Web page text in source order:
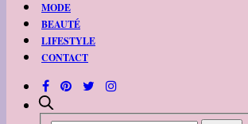
MODE
BEAUTÉ
LIFESTYLE
CONTACT